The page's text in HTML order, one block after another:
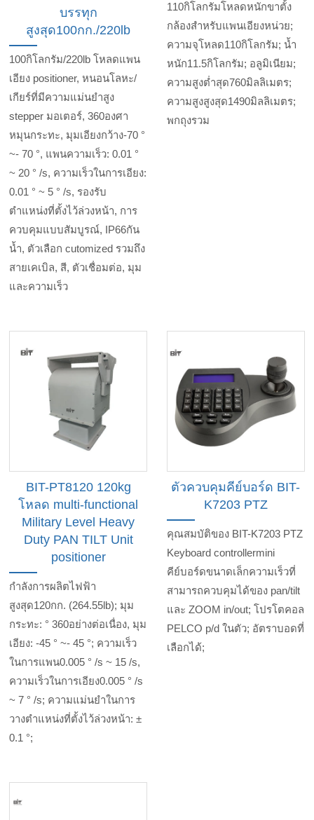
บรรทุก
สูงสุด100กก./220lb
100กิโลกรัม/220lb โหลดแพน
เอียง positioner, หนอนโลหะ/
เกียร์ที่มีความแม่นยำสูง
stepper มอเตอร์, 360องศา
หมุนกระทะ, มุมเอียงกว้าง-70 °
~- 70 °, แพนความเร็ว: 0.01 °
~ 20 ° /s, ความเร็วในการเอียง:
0.01 ° ~ 5 ° /s, รองรับ
ตำแหน่งที่ตั้งไว้ล่วงหน้า, การ
ควบคุมแบบสัมบูรณ์, IP66กัน
น้ำ, ตัวเลือก cutomized รวมถึง
สายเคเบิล, สี, ตัวเชื่อมต่อ, มุม
และความเร็ว
110กิโลกรัมโหลดหนักขาตั้ง
กล้องสำหรับแพนเอียงหน่วย;
ความจุโหลด110กิโลกรัม; น้ำ
หนัก11.5กิโลกรัม; อลูมิเนียม;
ความสูงต่ำสุด760มิลลิเมตร;
ความสูงสูงสุด1490มิลลิเมตร;
พกถุงรวม
BIT-PT8120 120kg
โหลด multi-functional
Military Level Heavy
Duty PAN TILT Unit
positioner
กำลังการผลิตไฟฟ้า
สูงสุด120กก. (264.55lb); มุม
กระทะ: ° 360อย่างต่อเนื่อง, มุม
เอียง: -45 ° ~- 45 °; ความเร็ว
ในการแพน0.005 ° /s ~ 15 /s,
ความเร็วในการเอียง0.005 ° /s
~ 7 ° /s; ความแม่นยำในการ
วางตำแหน่งที่ตั้งไว้ล่วงหน้า: ±
0.1 °;
ตัวควบคุมคีย์บอร์ด BIT-
K7203 PTZ
คุณสมบัติของ BIT-K7203 PTZ
Keyboard controllermini
คีย์บอร์ดขนาดเล็กความเร็วที่
สามารถควบคุมได้ของ pan/tilt
และ ZOOM in/out; โปรโตคอล
PELCO p/d ในตัว; อัตราบอดที่
เลือกได้;